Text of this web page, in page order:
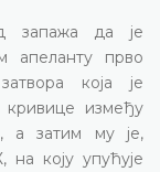
запажа да је
апеланту прво
која је
између
а затим му је,
коју упућује